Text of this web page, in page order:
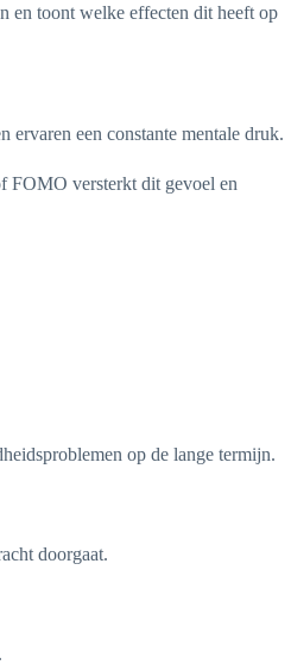
en toont welke effecten dit heeft op
ervaren een constante mentale druk.
FOMO versterkt dit gevoel en
op de lange termijn.
doorgaat.